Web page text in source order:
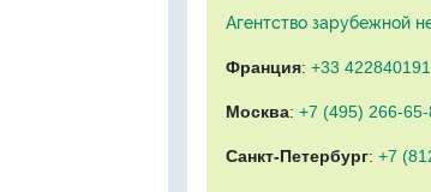
Агентство зарубежной
Франция: +33 422840191
Москва: +7 (495) 266-65-
Санкт-Петербург: +7